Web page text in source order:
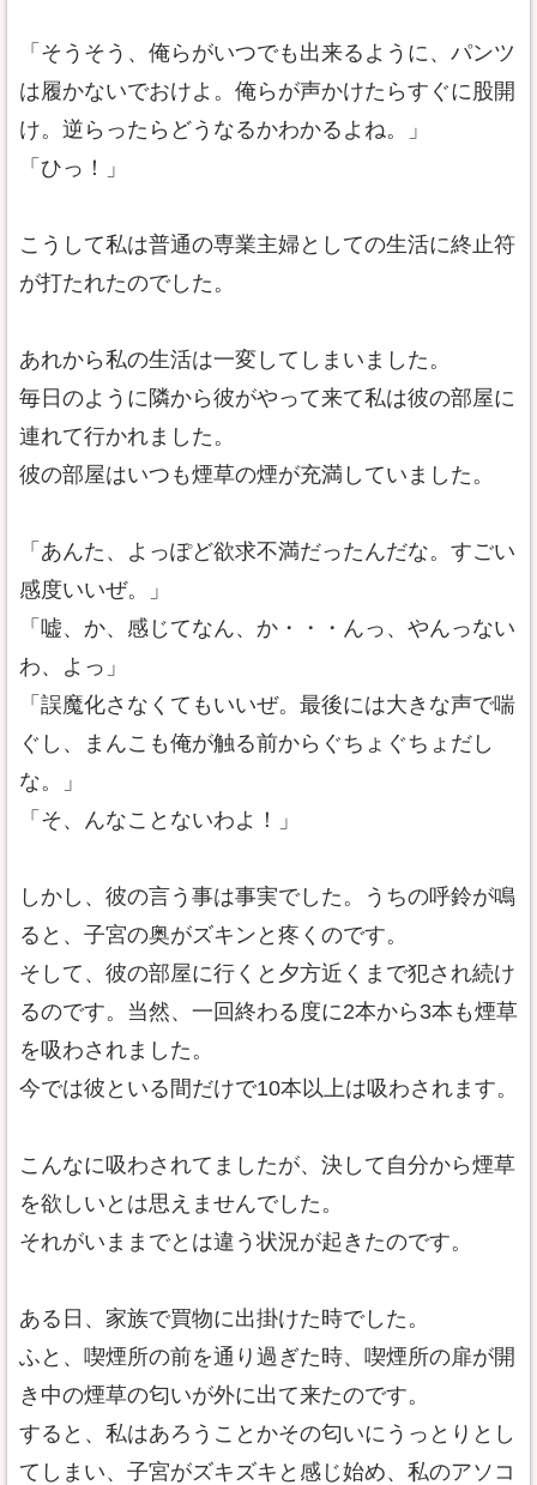
「そうそう、俺らがいつでも出来るように、パンツ
は履かないでおけよ。俺らが声かけたらすぐに股開
け。逆らったらどうなるかわかるよね。」
「ひっ！」
こうして私は普通の専業主婦としての生活に終止符
が打たれたのでした。
あれから私の生活は一変してしまいました。
毎日のように隣から彼がやって来て私は彼の部屋に
連れて行かれました。
彼の部屋はいつも煙草の煙が充満していました。
「あんた、よっぽど欲求不満だったんだな。すごい
感度いいぜ。」
「嘘、か、感じてなん、か・・・んっ、やんっない
わ、よっ」
「誤魔化さなくてもいいぜ。最後には大きな声で喘
ぐし、まんこも俺が触る前からぐちょぐちょだし
な。」
「そ、んなことないわよ！」
しかし、彼の言う事は事実でした。うちの呼鈴が鳴
ると、子宮の奥がズキンと疼くのです。
そして、彼の部屋に行くと夕方近くまで犯され続け
るのです。当然、一回終わる度に2本から3本も煙草
を吸わされました。
今では彼といる間だけで10本以上は吸わされます。
こんなに吸わされてましたが、決して自分から煙草
を欲しいとは思えませんでした。
それがいままでとは違う状況が起きたのです。
ある日、家族で買物に出掛けた時でした。
ふと、喫煙所の前を通り過ぎた時、喫煙所の扉が開
き中の煙草の匂いが外に出て来たのです。
すると、私はあろうことかその匂いにうっとりとし
てしまい、子宮がズキズキと感じ始め、私のアソコ